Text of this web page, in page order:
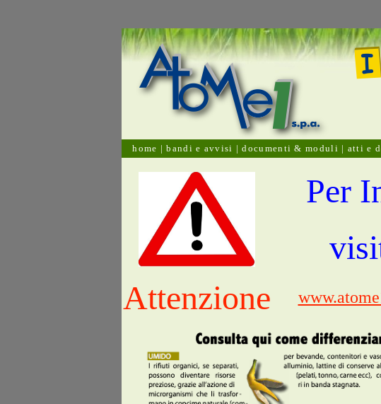
Per
Attenzione
home |bandi e avvisi | documenti & moduli | atti e